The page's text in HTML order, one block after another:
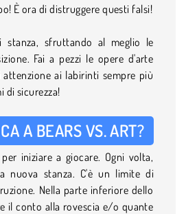
È ora di distruggere questi falsi!
stanza, sfruttando al meglio le
Fai a pezzi le opere d'arte
ai labirinti sempre più
di sicurezza!
A BEARS VS. ART?
iniziare a giocare. Ogni volta,
nuova stanza. C'è un limite di
Nella parte inferiore dello
il conto alla rovescia e/o quante